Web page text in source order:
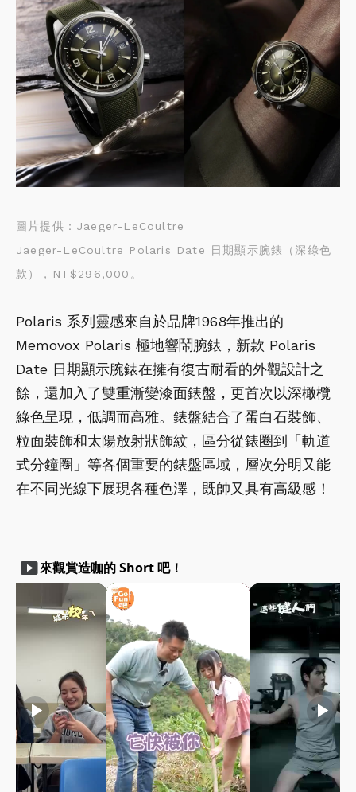
圖片提供：Jaeger-LeCoultre
Jaeger-LeCoultre Polaris Date 日期顯示腕錶（深綠色
款），NT$296,000 。
Polaris 系列靈感來自於品牌1968年推出的
Memovox Polaris 極地響鬧腕錶，新款 Polaris
Date 日期顯示腕錶在擁有復古耐看的外觀設計之
餘，還加入了雙重漸變漆面錶盤，更首次以深橄欖
綠色呈現，低調而高雅。錶盤結合了蛋白石裝飾、
粒面裝飾和太陽放射狀飾紋，區分從錶圈到「軌道
式分鐘圈」等各個重要的錶盤區域，層次分明又能
在不同光線下展現各種色澤，既帥又具有高級感！
smart_display來觀賞造咖的 Short 吧！
play_arrow play_arrow play_arrow